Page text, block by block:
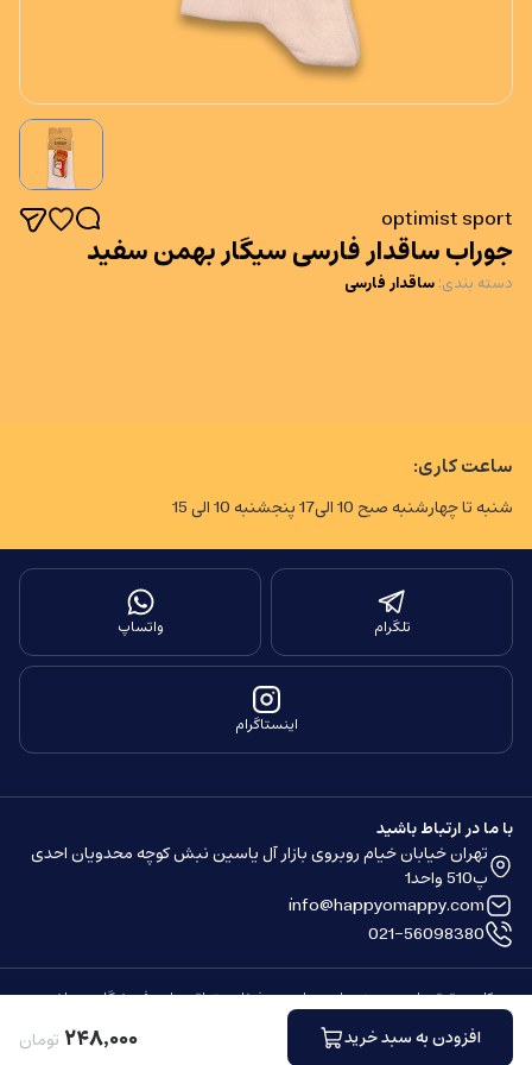
optimist sport
جوراب ساقدار فارسی سیگار بهمن سفید
دسته بندی: ساقدار فارسی
افزودن به سبد خرید ۲۴۸٬۰۰۰ تومان
ساعت کاری:
شنبه تا چهارشنبه صبح 10 الی17 پنجشنبه 10 الی 15
تلگرام واتساپ
اینستاگرام
با ما در ارتباط باشید
تهران خیابان خیام روبروی بازار آل یاسین نبش کوچه محدویان احدی
پ510 واحد1
info@happyomappy.com
021-56098380
کلیه حقوق مادی و معنوی این سایت محفوظ و متعلق به این فروشگاه می باشد.
ساخته شده توسط